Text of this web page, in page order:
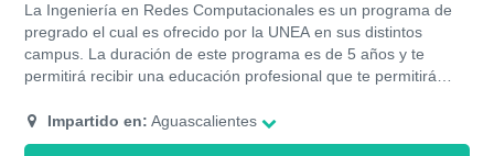
La Ingeniería en Redes Computacionales es un programa de
pregrado el cual es ofrecido por la UNEA en sus distintos
campus. La duración de este programa es de 5 años y te
permitirá recibir una educación profesional que te permitirá
institución privada, su titulación se encuentra respaldada por la
SEP.
Impartido en: Aguascalientes